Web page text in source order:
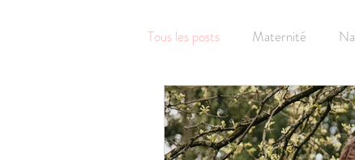
Tous les posts Maternité